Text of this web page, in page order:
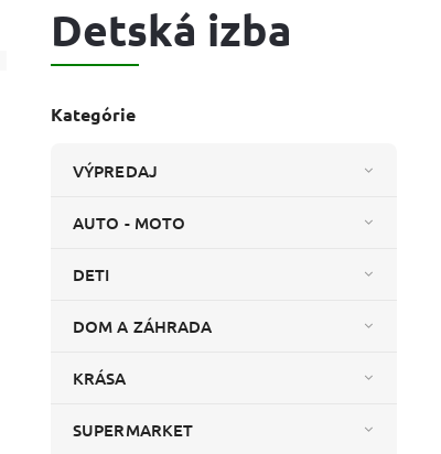
Detská izba
Kategórie
VÝPREDAJ
AUTO - MOTO
DETI
DOM A ZÁHRADA
KRÁSA
SUPERMARKET